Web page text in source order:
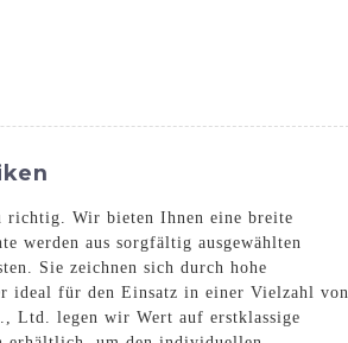
richtig. Wir bieten Ihnen eine breite
werden aus sorgfältig ausgewählten
Sie zeichnen sich durch hohe
ideal für den Einsatz in einer Vielzahl von
Ltd. legen wir Wert auf erstklassige